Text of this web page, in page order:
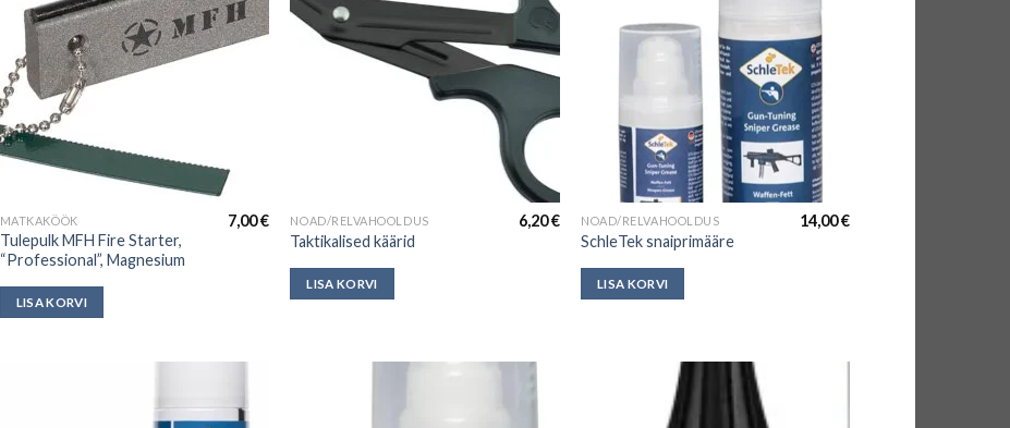
MATKAKÖÖK
Tulepulk MFH Fire Starter,
“Professional”, Magnesium
7,00€
LISA KORVI
NOAD/RELVAHOOLDUS
Taktikalised käärid
6,20€
LISA KORVI
NOAD/RELVAHOOLDUS
SchleTek snaiprimääre
14,00€
LISA KORVI